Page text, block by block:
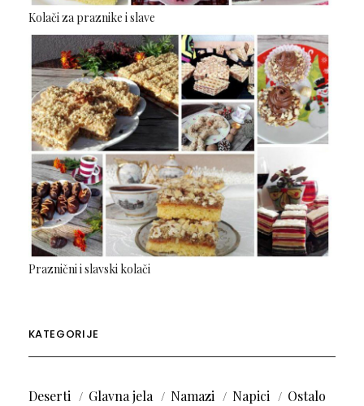
Kolači za praznike i slave
Praznični i slavski kolači
KATEGORIJE
Deserti Glavna jela Namazi Napici
Ostalo